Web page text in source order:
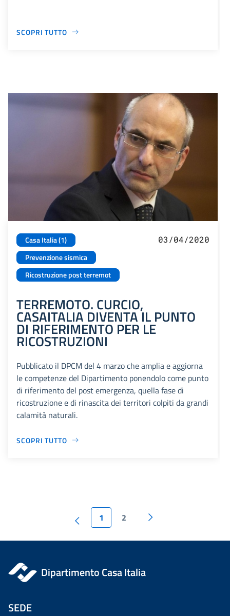
SCOPRI TUTTO
Casa Italia (1)
Prevenzione sismica
Ricostruzione post terremot
03/04/2020
TERREMOTO. CURCIO,
CASAITALIA DIVENTA IL PUNTO
DI RIFERIMENTO PER LE
RICOSTRUZIONI
Pubblicato il DPCM del 4 marzo che amplia e aggiorna
le competenze del Dipartimento ponendolo come punto
di riferimento del post emergenza, quella fase di
ricostruzione e di rinascita dei territori colpiti da grandi
calamità naturali.
SCOPRI TUTTO
1 2
Dipartimento Casa Italia
SEDE